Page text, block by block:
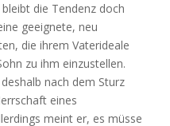
die Tendenz doch
geeignete, neu
die ihrem Vaterideale
zu ihm einzustellen.
nach dem Sturz
eines
meint er, es müsse